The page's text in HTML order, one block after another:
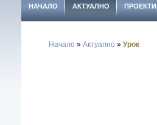
НАЧАЛО АКТУАЛНО ПРОЕКТИ
Начало » Актуално » Урок